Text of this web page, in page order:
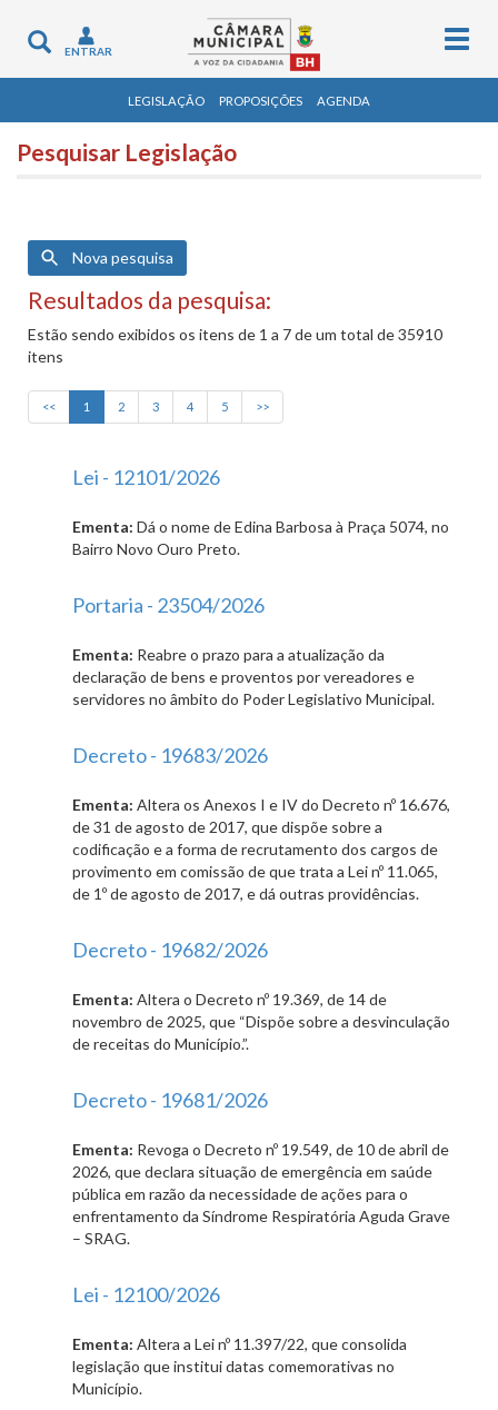
Toggle
navigation
ENTRAR
LEGISLAÇÃO PROPOSIÇÕES AGENDA
Pesquisar Legislação
Nova pesquisa
Resultados da pesquisa:
Estão sendo exibidos os itens de 1 a 7 de um total de 35910
itens
<< 1 2 3 4 5 >>
Lei - 12101/2026
Ementa: Dá o nome de Edina Barbosa à Praça 5074, no
Bairro Novo Ouro Preto.
Portaria - 23504/2026
Ementa: Reabre o prazo para a atualização da
declaração de bens e proventos por vereadores e
servidores no âmbito do Poder Legislativo Municipal.
Decreto - 19683/2026
Ementa: Altera os Anexos I e IV do Decreto nº 16.676,
de 31 de agosto de 2017, que dispõe sobre a
codificação e a forma de recrutamento dos cargos de
provimento em comissão de que trata a Lei nº 11.065,
de 1º de agosto de 2017, e dá outras providências.
Decreto - 19682/2026
Ementa: Altera o Decreto nº 19.369, de 14 de
novembro de 2025, que “Dispõe sobre a desvinculação
de receitas do Município.”.
Decreto - 19681/2026
Ementa: Revoga o Decreto nº 19.549, de 10 de abril de
2026, que declara situação de emergência em saúde
pública em razão da necessidade de ações para o
enfrentamento da Síndrome Respiratória Aguda Grave
– SRAG.
Lei - 12100/2026
Ementa: Altera a Lei nº 11.397/22, que consolida
legislação que institui datas comemorativas no
Município.